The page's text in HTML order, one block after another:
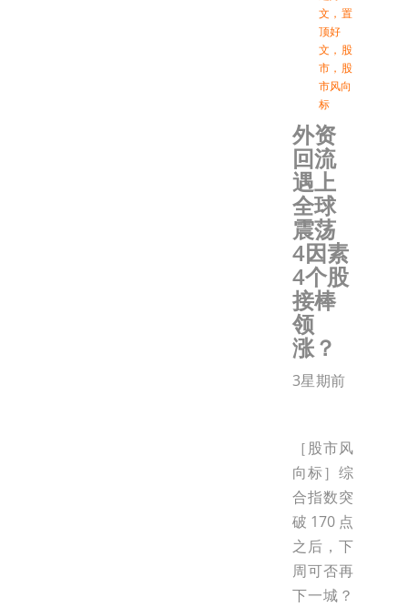
文 ， 置
顶好
文 ， 股
市 ， 股
市风向
标
外资
回流
遇上
全球
震荡
4因素
4个股
接棒
领
涨？
3星期前
［股市风
向标］综
合指数突
破170点
之后，下
周可否再
下一城？